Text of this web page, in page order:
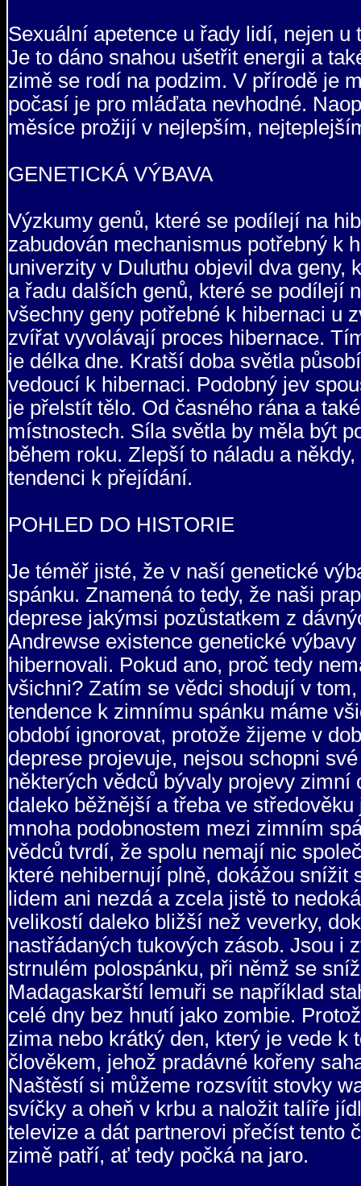
Sexuální apetence u řady lidí, nejen
Je to dáno snahou ušetřit energii a
zimě se rodí na podzim. V přírodě je
počasí je pro mláďata nevhodné.
měsíce prožijí v nejlepším,
GENETICKÁ VÝBAVA
Výzkumy genů, které se podílejí na
zabudován mechanismus potřebný k
univerzity v Duluthu objevil dva
a řadu dalších genů, které se podílejí
všechny geny potřebné k hibernaci u
zvířat vyvolávají proces hibernace.
je délka dne. Kratší doba světla
vedoucí k hibernaci. Podobný jev
je přelstít tělo. Od časného rána a
místnostech. Síla světla by měla být
během roku. Zlepší to náladu a
tendenci k přejídání.
POHLED DO HISTORIE
Je téměř jisté, že v naší genetické
spánku. Znamená to tedy, že naši
deprese jakýmsi pozůstatkem z
Andrewse existence genetické
hibernovali. Pokud ano, proč tedy
všichni? Zatím se vědci shodují v
tendence k zimnímu spánku máme
období ignorovat, protože žijeme v
deprese projevuje, nejsou schopni
některých vědců bývaly projevy
daleko běžnější a třeba ve
mnoha podobnostem mezi zimním
vědců tvrdí, že spolu nemají nic
které nehibernují plně, dokážou snížit
lidem ani nezdá a zcela jistě to
velikostí daleko bližší než veverky,
nastřádaných tukových zásob. Jsou i
strnulém polospánku, při němž se
Madagaskarští lemuři se například
celé dny bez hnutí jako zombie.
zima nebo krátký den, který je vede k
člověkem, jehož pradávné kořeny
Naštěstí si můžeme rozsvítit stovky
svíčky a oheň v krbu a naložit talíře
televize a dát partnerovi přečíst tento
zimě patří, ať tedy počká na jaro.